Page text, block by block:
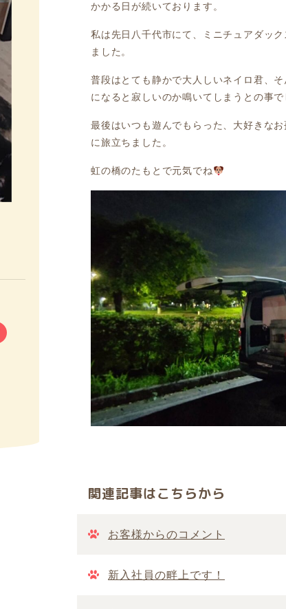
かかる日が続いております。
私は先日八千代市にて、ミニチュアダッ
ました。
普段はとても静かで大人しいネイロ君、
になると寂しいのか鳴いてしまうとの事で
最後はいつも遊んでもらった、大好きな
に旅立ちました。
虹の橋のたもとで元気でね
関連記事はこちらから
お客様からのコメント
新入社員の畔上です！